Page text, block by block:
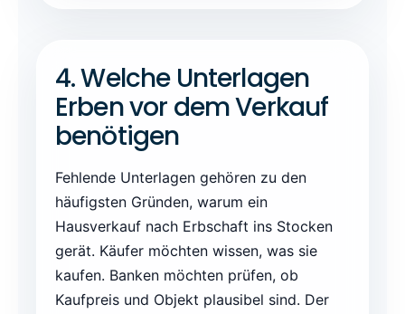
4. Welche Unterlagen
Erben vor dem Verkauf
benötigen
Fehlende Unterlagen gehören zu den
häufigsten Gründen, warum ein
Hausverkauf nach Erbschaft ins Stocken
gerät. Käufer möchten wissen, was sie
kaufen. Banken möchten prüfen, ob
Kaufpreis und Objekt plausibel sind. Der